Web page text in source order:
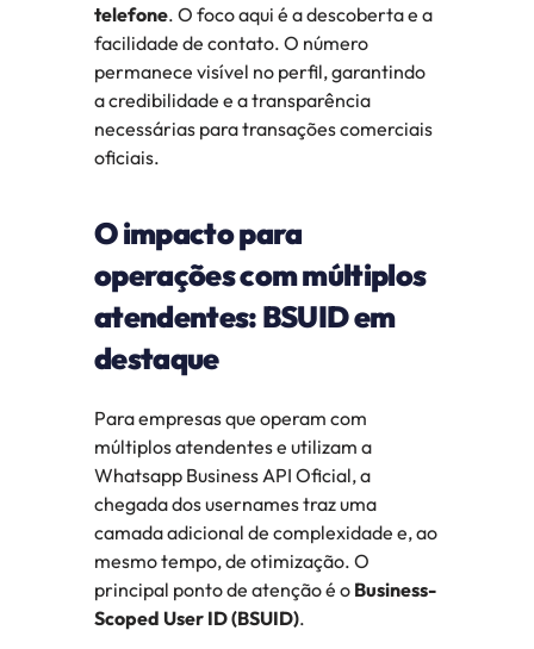
telefone. O foco aqui é a descoberta e a
facilidade de contato. O número
permanece visível no perfil, garantindo
a credibilidade e a transparência
necessárias para transações comerciais
oficiais.
O impacto para
operações com múltiplos
atendentes: BSUID em
destaque
Para empresas que operam com
múltiplos atendentes e utilizam a
Whatsapp Business API Oficial, a
chegada dos usernames traz uma
camada adicional de complexidade e, ao
mesmo tempo, de otimização. O
principal ponto de atenção é o Business-
Scoped User ID (BSUID).